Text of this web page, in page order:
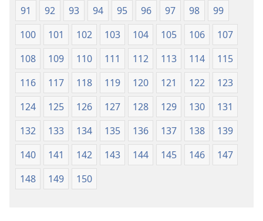
91
92 93 94 95 96 97 98
99
100
101 102 103 104 105 106
107
108
109 110 111 112 113 114
115
116
117 118 119 120 121 122
123
124
125 126 127 128 129 130
131
132
133 134 135 136 137 138
139
140
141 142 143 144 145 146
147
148
149 150